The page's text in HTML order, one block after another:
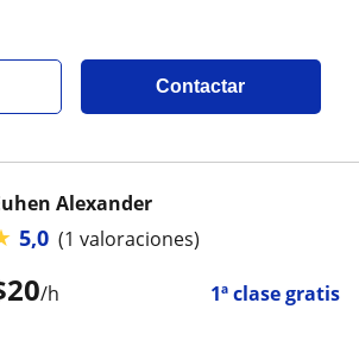
Contactar
20/h 1ª clase gratis
Alexander
5,0 (1 valoraciones)